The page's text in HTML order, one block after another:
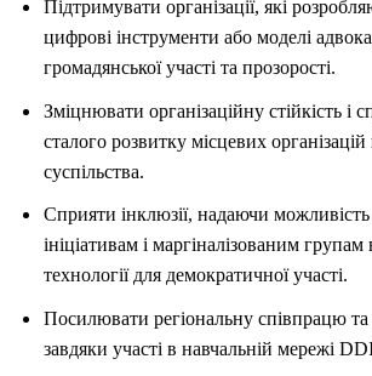
Підтримувати організації, які
цифрові інструменти або моделі
громадянської участі та прозорості.
Зміцнювати організаційну стійкість і
сталого розвитку місцевих
суспільства.
Сприяти інклюзії, надаючи
ініціативам і маргіналізованим
технології для демократичної участі.
Посилювати регіональну співпрацю
завдяки участі в навчальній мережі